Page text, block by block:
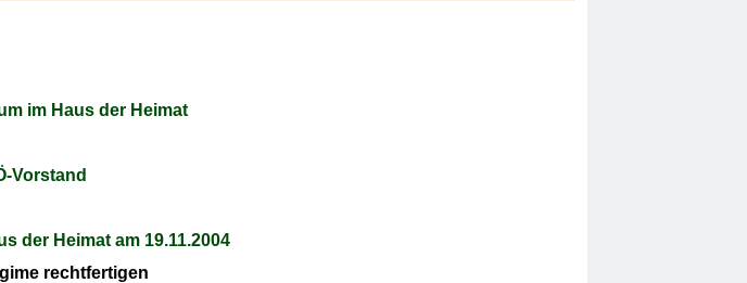
im Haus der Heimat
Vorstand
der Heimat am 19.11.2004
rechtfertigen